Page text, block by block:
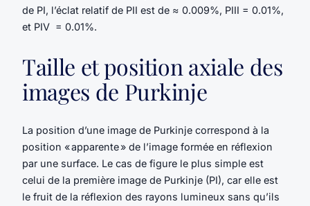
de PI, l’éclat relatif de PII est de ≈ 0.009%, PIII = 0.01%,
et PIV = 0.01%.
Taille et position axiale des
images de Purkinje
La position d’une image de Purkinje correspond à la
position « apparente » de l’image formée en réflexion
par une surface. Le cas de figure le plus simple est
celui de la première image de Purkinje (PI), car elle est
le fruit de la réflexion des rayons lumineux sans qu’ils